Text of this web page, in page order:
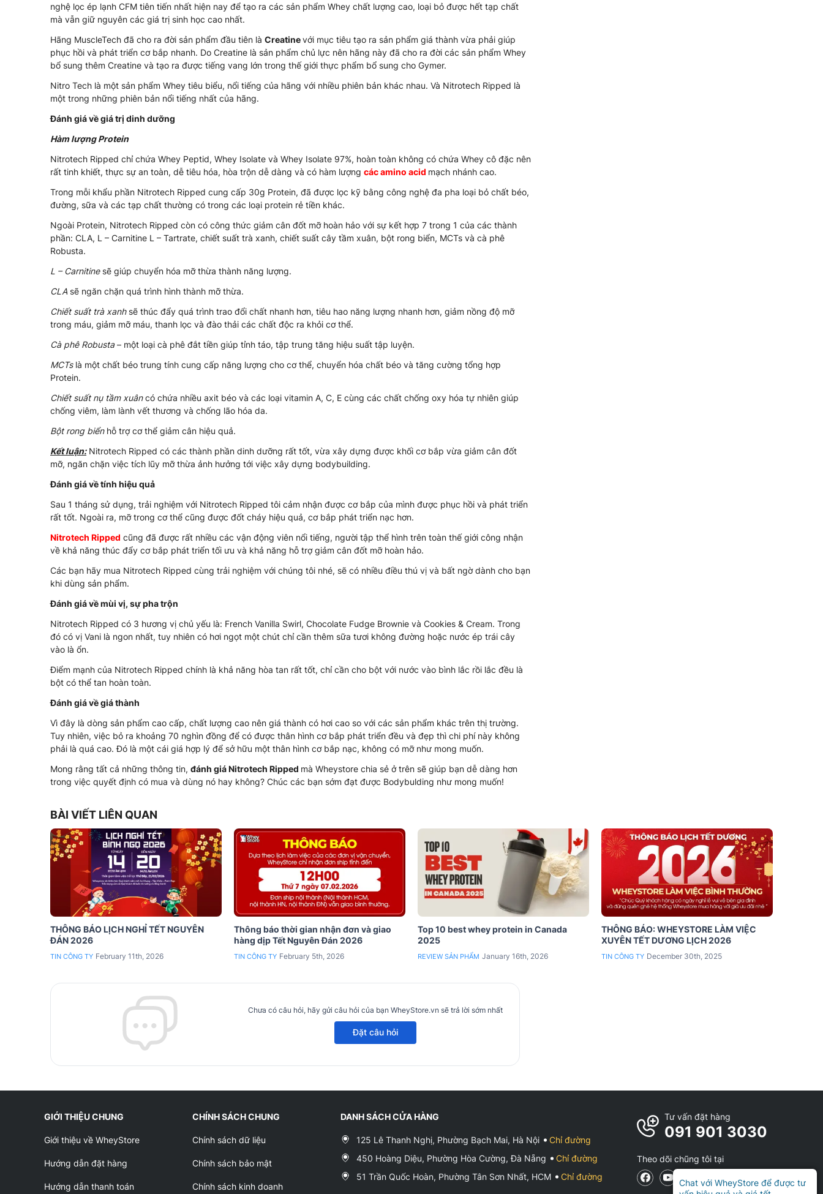
nghệ lọc ép lạnh CFM tiên tiến nhất hiện nay để tạo ra các sản phẩm Whey chất lượng cao, loại bỏ được hết tạp chất
mà vẫn giữ nguyên các giá trị sinh học cao nhất.
Hãng MuscleTech đã cho ra đời sản phẩm đầu tiên là Creatinevới mục tiêu tạo ra sản phẩm giá thành vừa phải giúp
phục hồi và phát triển cơ bắp nhanh. Do Creatine là sản phẩm chủ lực nên hãng này đã cho ra đời các sản phẩm Whey
bổ sung thêm Creatine và tạo ra được tiếng vang lớn trong thế giới thực phẩm bổ sung cho Gymer.
Nitro Tech là một sản phẩm Whey tiêu biểu, nổi tiếng của hãng với nhiều phiên bản khác nhau. Và Nitrotech Ripped là
một trong những phiên bản nổi tiếng nhất của hãng.
Đánh giá về giá trị dinh dưỡng
Hàm lượng Protein
Nitrotech Ripped chỉ chứa Whey Peptid, Whey Isolate và Whey Isolate 97%, hoàn toàn không có chứa Whey cô đặc nên
rất tinh khiết, thực sự an toàn, dễ tiêu hóa, hòa trộn dễ dàng và có hàm lượng các amino acid mạch nhánh cao.
Trong mỗi khẩu phần Nitrotech Ripped cung cấp 30g Protein, đã được lọc kỹ bằng công nghệ đa pha loại bỏ chất béo,
đường, sữa và các tạp chất thường có trong các loại protein rẻ tiền khác.
Ngoài Protein, Nitrotech Ripped còn có công thức giảm cân đốt mỡ hoàn hảo với sự kết hợp 7 trong 1 của các thành
phần: CLA, L – Carnitine L – Tartrate, chiết suất trà xanh, chiết suất cây tầm xuân, bột rong biển, MCTs và cà phê
Robusta.
L – Carnitinesẽ giúp chuyển hóa mỡ thừa thành năng lượng.
CLA sẽ ngăn chặn quá trình hình thành mỡ thừa.
Chiết suất trà xanhsẽ thúc đẩy quá trình trao đổi chất nhanh hơn, tiêu hao năng lượng nhanh hơn, giảm nồng độ mỡ
trong máu, giảm mỡ máu, thanh lọc và đào thải các chất độc ra khỏi cơ thể.
Cà phê Robusta– một loại cà phê đắt tiền giúp tỉnh táo, tập trung tăng hiệu suất tập luyện.
MCTslà một chất béo trung tính cung cấp năng lượng cho cơ thể, chuyển hóa chất béo và tăng cường tổng hợp
Protein.
Chiết suất nụ tầm xuâncó chứa nhiều axit béo và các loại vitamin A, C, E cùng các chất chống oxy hóa tự nhiên giúp
chống viêm, làm lành vết thương và chống lão hóa da.
Bột rong biển hỗ trợ cơ thể giảm cân hiệu quả.
Kết luận:Nitrotech Ripped có các thành phần dinh dưỡng rất tốt, vừa xây dựng được khối cơ bắp vừa giảm cân đốt
mỡ, ngăn chặn việc tích lũy mỡ thừa ảnh hưởng tới việc xây dựng bodybuilding.
Đánh giá về tính hiệu quả
Sau 1 tháng sử dụng, trải nghiệm với Nitrotech Ripped tôi cảm nhận được cơ bắp của mình được phục hồi và phát triển
rất tốt. Ngoài ra, mỡ trong cơ thể cũng được đốt cháy hiệu quả, cơ bắp phát triển nạc hơn.
Nitrotech Ripped cũng đã được rất nhiều các vận động viên nổi tiếng, người tập thể hình trên toàn thế giới công nhận
về khả năng thúc đẩy cơ bắp phát triển tối ưu và khả năng hỗ trợ giảm cân đốt mỡ hoàn hảo.
Các bạn hãy mua Nitrotech Ripped cùng trải nghiệm với chúng tôi nhé, sẽ có nhiều điều thú vị và bất ngờ dành cho bạn
khi dùng sản phẩm.
Đánh giá về mùi vị, sự pha trộn
Nitrotech Ripped có 3 hương vị chủ yếu là: French Vanilla Swirl, Chocolate Fudge Brownie và Cookies & Cream. Trong
đó có vị Vani là ngon nhất, tuy nhiên có hơi ngọt một chút chỉ cần thêm sữa tươi không đường hoặc nước ép trái cây
vào là ổn.
Điểm mạnh của Nitrotech Ripped chính là khả năng hòa tan rất tốt, chỉ cần cho bột với nước vào bình lắc rồi lắc đều là
bột có thể tan hoàn toàn.
Đánh giá về giá thành
Vì đây là dòng sản phẩm cao cấp, chất lượng cao nên giá thành có hơi cao so với các sản phẩm khác trên thị trường.
Tuy nhiên, việc bỏ ra khoảng 70 nghìn đồng để có được thân hình cơ bắp phát triển đều và đẹp thì chi phí này không
phải là quá cao. Đó là một cái giá hợp lý để sở hữu một thân hình cơ bắp nạc, không có mỡ như mong muốn.
Mong rằng tất cả những thông tin, đánh giá Nitrotech Ripped mà Wheystore chia sẻ ở trên sẽ giúp bạn dễ dàng hơn
trong việc quyết định có mua và dùng nó hay không? Chúc các bạn sớm đạt được Bodybulding như mong muốn!
BÀI VIẾT LIÊN QUAN
THÔNG BÁO LỊCH NGHỈ TẾT NGUYÊN
ĐÁN 2026
TIN CÔNG TY February 11th, 2026
Thông báo thời gian nhận đơn và giao
hàng dịp Tết Nguyên Đán 2026
TIN CÔNG TY February 5th, 2026
Top 10 best whey protein in Canada
2025
REVIEW SẢN PHẨM January 16th, 2026
THÔNG BÁO: WHEYSTORE LÀM VIỆC
XUYÊN TẾT DƯƠNG LỊCH 2026
TIN CÔNG TY December 30th, 2025
Chưa có câu hỏi, hãy gửi câu hỏi của bạn WheyStore.vn sẽ trả lời sớm nhất
Đặt câu hỏi
GIỚI THIỆU CHUNG
Giới thiệu về WheyStore
Hướng dẫn đặt hàng
Hướng dẫn thanh toán
CHÍNH SÁCH CHUNG
Chính sách dữ liệu
Chính sách bảo mật
Chính sách kinh doanh
DANH SÁCH CỬA HÀNG
125 Lê Thanh Nghị, Phường Bạch Mai, Hà Nội
Chỉ đường
450 Hoàng Diệu, Phường Hòa Cường, Đà Nẵng
Chỉ đường
51 Trần Quốc Hoàn, Phường Tân Sơn Nhất, HCM
Chỉ đường
Tư vấn đặt hàng
091 901 3030
Theo dõi chũng tôi tại
Chat với WheyStore để được tư